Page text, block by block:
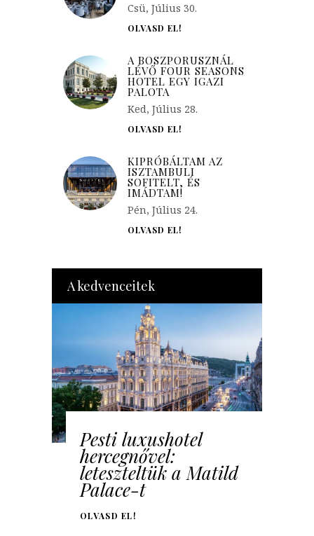
Csü, Július 30.
OLVASD EL!
A BOSZPORUSZNÁL
LÉVŐ FOUR SEASONS
HOTEL EGY IGAZI
PALOTA
Ked, Július 28.
OLVASD EL!
KIPRÓBÁLTAM AZ
ISZTAMBULI
SOFITELT, ÉS
IMÁDTAM!
Pén, Július 24.
OLVASD EL!
A kedvenceitek
Pesti luxushotel
hercegnővel:
leteszteltük a Matild
Palace-t
OLVASD EL!